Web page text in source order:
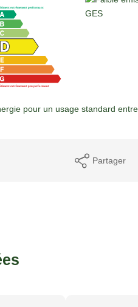
pour un usage standard
Partager